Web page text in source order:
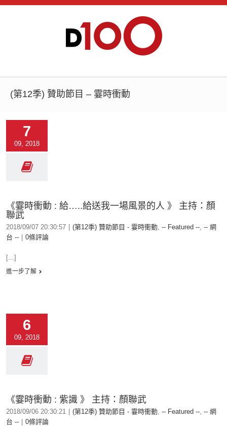
(第12季) 贊助節目 – 霎時衝動
7
09, 2018
《霎時衝動 : 給…..給送我一場風景的人 》 主持：顏
聯武
2018/09/07 20:30:57 (第12季) 贊助節目 - 霎時衝動, -- Featured --, -- 網
台 --
0條評論
[...]
進一步了解
6
09, 2018
《霎時衝動 : 紫識 》 主持：顏聯武
2018/09/06 20:30:21 (第12季) 贊助節目 - 霎時衝動, -- Featured --, -- 網
台 --
0條評論